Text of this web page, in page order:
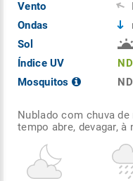
Vento
Ondas
Sol
Índice UV
Mosquitos
ND
ND
Nublado com chuva
tempo abre, devagar, à